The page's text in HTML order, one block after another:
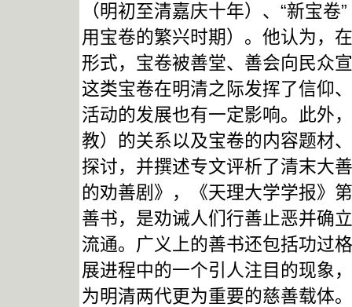
（明初至清嘉庆十年）、“新宝
用宝卷的繁兴时期）。他认为，
形式，宝卷被善堂、善会向民众
这类宝卷在明清之际发挥了信仰
活动的发展也有一定影响。此外
教）的关系以及宝卷的内容题材
探讨，并撰述专文评析了清末大
的劝善剧》，《天理大学学报》
善书，是劝诫人们行善止恶并确
流通。广义上的善书还包括功过
展进程中的一个引人注目的现象
为明清两代更为重要的慈善载体